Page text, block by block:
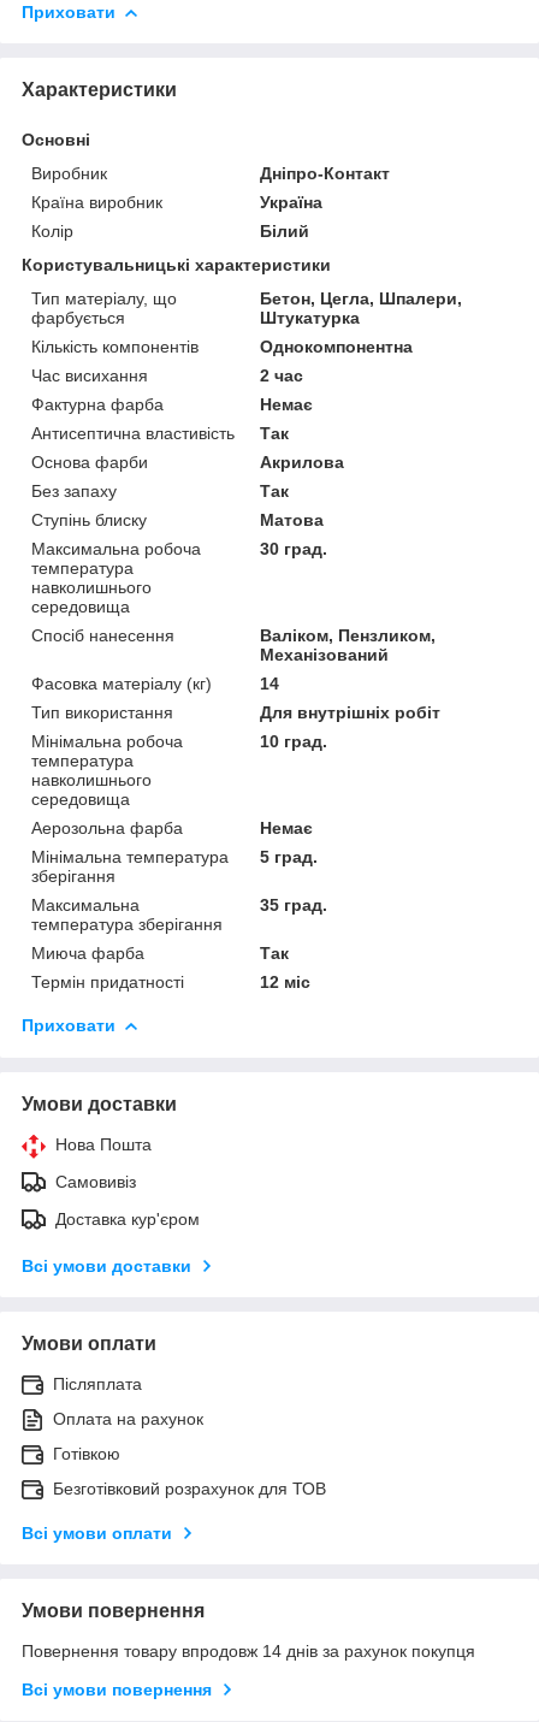
Приховати
Характеристики
Основні
Виробник
Дніпро-Контакт
Країна виробник
Україна
Колір
Білий
Користувальницькі характеристики
Тип матеріалу, що
фарбується
Бетон, Цегла, Шпалери,
Штукатурка
Кількість компонентів
Однокомпонентна
Час висихання
2 час
Фактурна фарба
Немає
Антисептична властивість
Так
Основа фарби
Акрилова
Без запаху
Так
Ступінь блиску
Матова
Максимальна робоча
температура
навколишнього
середовища
30 град.
Спосіб нанесення
Валіком, Пензликом,
Механізований
Фасовка матеріалу (кг)
14
Тип використання
Для внутрішніх робіт
Мінімальна робоча
температура
навколишнього
середовища
10 град.
Аерозольна фарба
Немає
Мінімальна температура
зберігання
5 град.
Максимальна
температура зберігання
35 град.
Миюча фарба
Так
Термін придатності
12 міс
Приховати
Умови доставки
Нова Пошта
Самовивіз
Доставка кур'єром
Всі умови доставки
Умови оплати
Післяплата
Оплата на рахунок
Готівкою
Безготівковий розрахунок для ТОВ
Всі умови оплати
Умови повернення
Повернення товару впродовж 14 днів за рахунок покупця
Всі умови повернення